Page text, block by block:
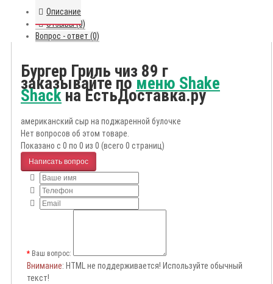
Описание
Отзывы (0)
Вопрос - ответ (0)
Бургер Гриль чиз 89 г
заказывайте поменю Shake
Shackна ЕстьДоставка.ру
американский сыр на поджаренной булочке
Нет вопросов об этом товаре.
Показано с 0 по 0 из 0 (всего 0 страниц)
Написать вопрос
Ваш вопрос:
Внимание: HTML не поддерживается! Используйте обычный
текст!